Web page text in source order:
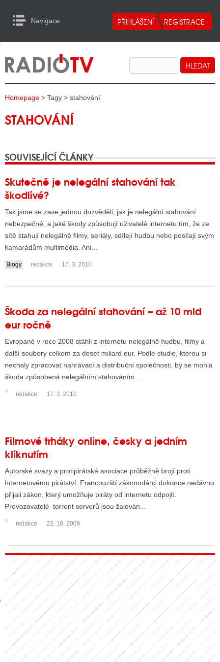
Navigace
RADIA
TELEVIZE
INTERNET
TISK
RADIA
RÁDIÍ
VYSÍLAČE
TELEVIZE
TELEVIZÍ
INTERNET
RÁDIA
STRÁNKY RÁDIÍ
STÁT BLOGEREM
DISKUTÉRA NA RADIOTV
STARŠÍCH DISKUZÍ
to Content
Homepage > Tagy > stahování
STAHOVÁNÍ
SOUVISEJÍCÍ ČLÁNKY
Skutečně je nelegální stahování tak
škodlivé?
Tak jsme se zase jednou dozvěděli, jak je nelegální stahování
nebezpečné, a jaké škody způsobují uživatelé internetu tím, že ze
sítě stahují nelegálně filmy, seriály, sdílejí hudbu nebo posílají svým
kamarádům multimédia. Ani...
Blogy redakce 17. 3. 2010
Škoda za nelegální stahování – až 10 mld
eur ročně
Evropané v roce 2008 stáhli z internetu nelegálně hudbu, filmy a
další soubory celkem za deset miliard eur. Podle studie, kterou si
nechaly zpracovat nahrávací a distribuční společnosti, by se mohla
škoda způsobená nelegálním stahováním ...
redakce 17. 3. 2010
Filmové trháky online, česky a jedním
kliknutím
Autorské svazy a protipirátské asociace průběžně brojí proti
internetovému pirátství. Francouzští zákonodárci dokonce nedávno
přijali zákon, který umožňuje piráty od internetu odpojit.
Provozovatelé torrent serverů jsou žalován...
redakce 22. 10. 2009